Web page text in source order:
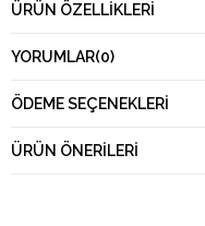
ÜRÜN ÖZELLIKLERI
YORUMLAR(0)
ÖDEME SEÇENEKLERI
ÜRÜN ÖNERILERI